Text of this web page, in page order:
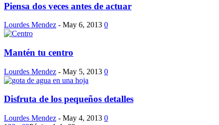
Piensa dos veces antes de actuar
Lourdes Mendez - May 6, 2013 0
Mantén tu centro
Lourdes Mendez - May 5, 2013 0
Disfruta de los pequeños detalles
Lourdes Mendez - May 4, 2013 0